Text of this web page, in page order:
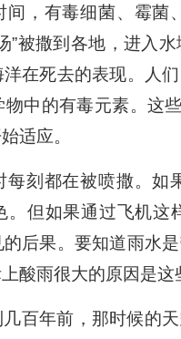
间，有毒细菌、霉菌
”被撒到各地，进入
在死去的表现。人
中的有毒元素。这
适应。
每刻都在被喷撒。如
。但如果通过飞机
后果。要知道雨水
酸雨很大的原因是这
百年前，那时候的